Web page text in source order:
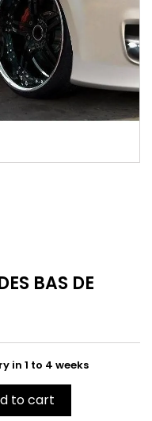
BAS DE
in 1 to 4 weeks
to cart